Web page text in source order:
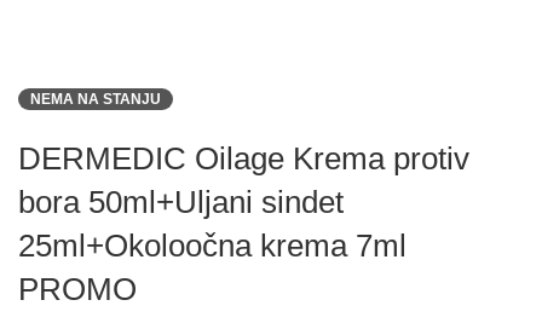
NEMA NA STANJU
DERMEDIC Oilage Krema protiv
bora 50ml+Uljani sindet
25ml+Okoloočna krema 7ml
PROMO